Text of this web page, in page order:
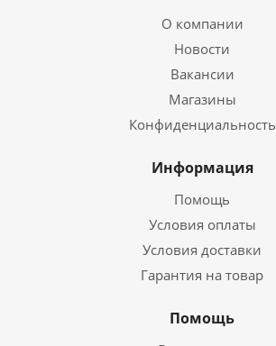
О компании
Новости
Вакансии
Магазины
Конфиденциальность
Информация
Помощь
Условия оплаты
Условия доставки
Гарантия на товар
Помощь